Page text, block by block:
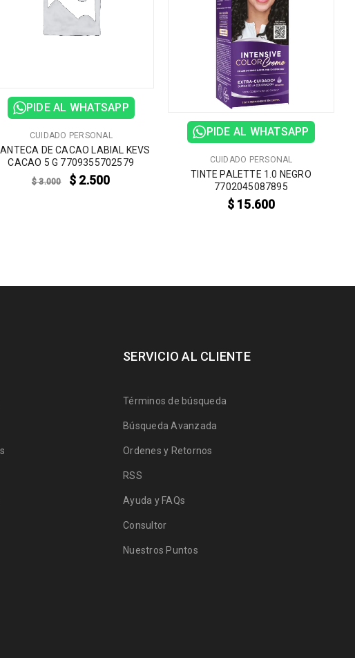
PIDE AL WHATSAPP
CUIDADO PERSONAL
DE CACAO LABIAL KEVS
CACAO 5 G 7709355702579
$3.000 $ 2.500
PIDE AL WHATSAPP
CUIDADO PERSONAL
TINTE PALETTE 1.0 NEGRO
7702045087895
$15.600
SERVICIO AL CLIENTE
Términos de búsqueda
Búsqueda Avanzada
Ordenes y Retornos
RSS
Ayuda y FAQs
Consultor
Nuestros Puntos